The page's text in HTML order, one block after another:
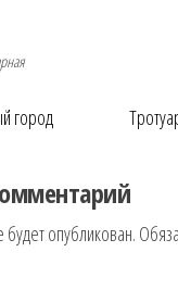
по записям
город
опубликован.